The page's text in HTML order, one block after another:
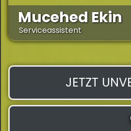
Mucehed Ekin
Serviceassistent
JETZT